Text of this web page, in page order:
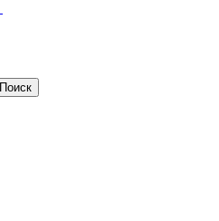
Поиск